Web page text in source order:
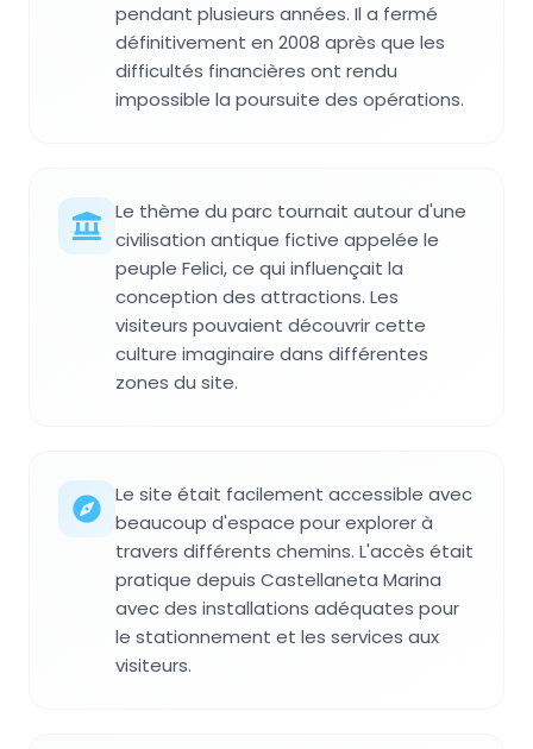
pendant plusieurs années. Il a fermé
définitivement en 2008 après que les
difficultés financières ont rendu
impossible la poursuite des opérations.
Le thème du parc tournait autour d'une
civilisation antique fictive appelée le
peuple Felici, ce qui influençait la
conception des attractions. Les
visiteurs pouvaient découvrir cette
culture imaginaire dans différentes
zones du site.
Le site était facilement accessible avec
beaucoup d'espace pour explorer à
travers différents chemins. L'accès était
pratique depuis Castellaneta Marina
avec des installations adéquates pour
le stationnement et les services aux
visiteurs.